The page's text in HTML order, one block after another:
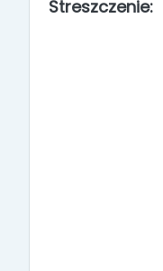
Streszczenie: